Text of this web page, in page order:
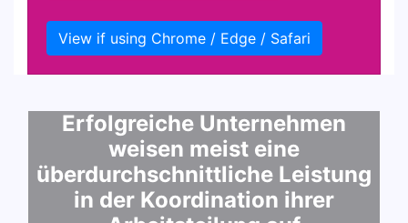
View if using Chrome / Edge / Safari
Erfolgreiche Unternehmen
weisen meist eine
überdurchschnittliche Leistung
in der Koordination ihrer